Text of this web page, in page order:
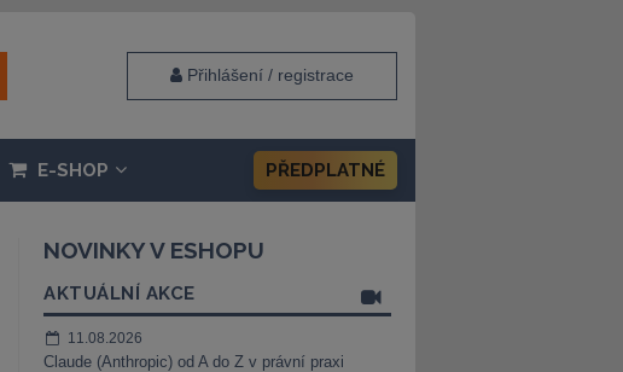
Přihlášení / registrace
E-SHOP PŘEDPLATNÉ
NOVINKY V ESHOPU
AKTUÁLNÍ AKCE
11.08.2026
Claude (Anthropic) od A do Z v právní praxi